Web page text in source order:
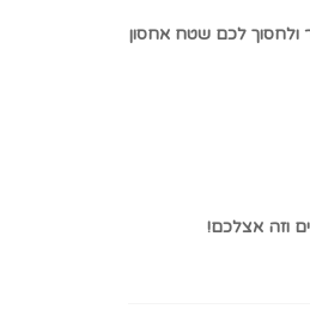
על הקיר ולחסוך לכם שטח אחסון
וזה אצלכם!